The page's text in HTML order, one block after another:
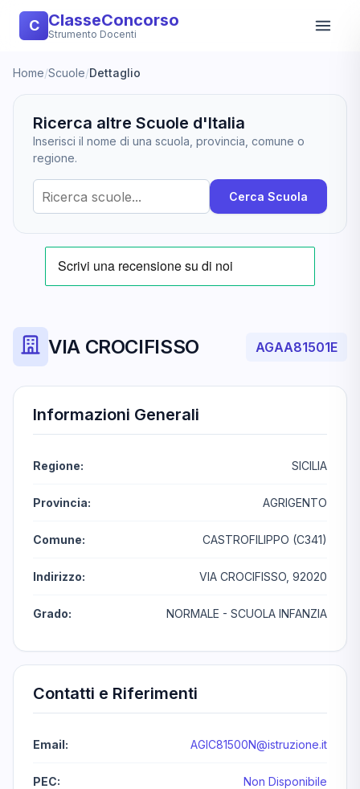
C ClasseConcorso
Strumento Docenti
Home/Scuole/Dettaglio
Ricerca altre Scuole d'Italia
Inserisci il nome di una scuola, provincia, comune o
regione.
Cerca Scuola
VIA CROCIFISSO AGAA81501E
Informazioni Generali
Regione: SICILIA
Provincia: AGRIGENTO
Comune: CASTROFILIPPO (C341)
Indirizzo: VIA CROCIFISSO, 92020
Grado: NORMALE - SCUOLA INFANZIA
Contatti e Riferimenti
Email: AGIC81500N@istruzione.it
PEC: Non Disponibile